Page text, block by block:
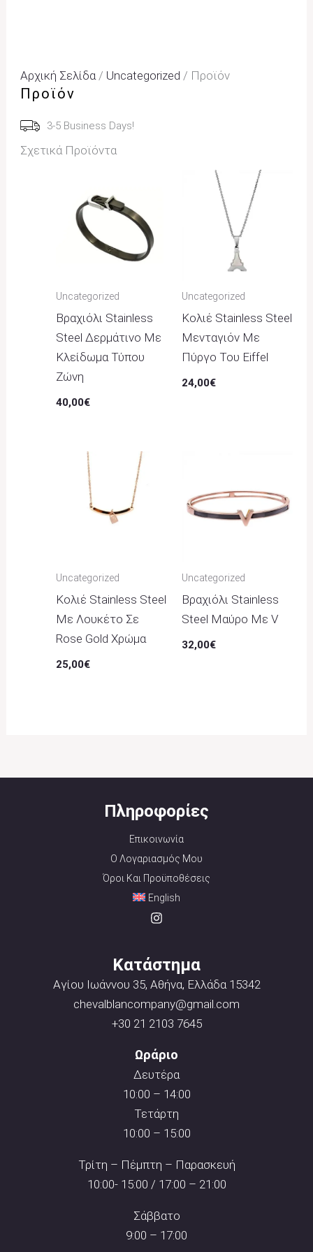
Αρχική Σελίδα / Uncategorized / Προϊόν
Προϊόν
3-5 Business Days!
Σχετικά Προϊόντα
Uncategorized
Βραχιόλι Stainless
Steel Δερμάτινο Με
Κλείδωμα Τύπου
Ζώνη
40,00€
Uncategorized
Κολιέ Stainless Steel
Μενταγιόν Με
Πύργο Του Eiffel
24,00€
Uncategorized
Κολιέ Stainless Steel
Με Λουκέτο Σε
Rose Gold Χρώμα
25,00€
Uncategorized
Βραχιόλι Stainless
Steel Μαύρο Με V
32,00€
Πληροφορίες
Επικοινωνία
Ο Λογαριασμός Μου
Όροι Και Προϋποθέσεις
English
Κατάστημα
Αγίου Ιωάννου 35, Αθήνα, Ελλάδα 15342
chevalblancompany@gmail.com
+30 21 2103 7645
Ωράριο
Δευτέρα
10:00 – 14:00
Τετάρτη
10:00 – 15:00
Τρίτη – Πέμπτη – Παρασκευή
10:00- 15:00 / 17:00 – 21:00
Σάββατο
9:00 – 17:00